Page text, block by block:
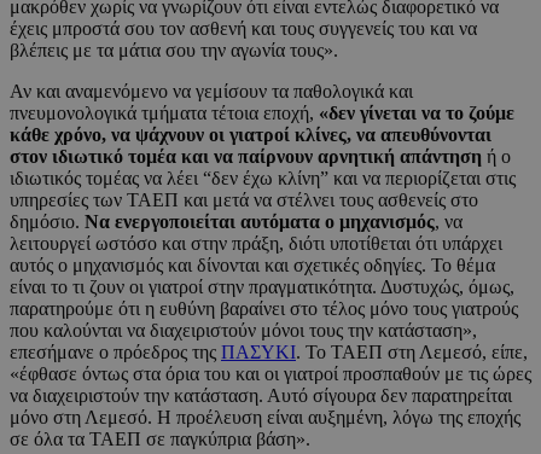
μακρόθεν χωρίς να γνωρίζουν ότι είναι εντελώς διαφορετικό να
έχεις μπροστά σου τον ασθενή και τους συγγενείς του και να
βλέπεις με τα μάτια σου την αγωνία τους».
Αν και αναμενόμενο να γεμίσουν τα παθολογικά και
πνευμονολογικά τμήματα τέτοια εποχή, «δεν γίνεται να το ζούμε
κάθε χρόνο, να ψάχνουν οι γιατροί κλίνες, να απευθύνονται
στον ιδιωτικό τομέα και να παίρνουν αρνητική απάντηση ή ο
ιδιωτικός τομέας να λέει “δεν έχω κλίνη” και να περιορίζεται στις
υπηρεσίες των ΤΑΕΠ και μετά να στέλνει τους ασθενείς στο
δημόσιο. Να ενεργοποιείται αυτόματα ο μηχανισμός, να
λειτουργεί ωστόσο και στην πράξη, διότι υποτίθεται ότι υπάρχει
αυτός ο μηχανισμός και δίνονται και σχετικές οδηγίες. Το θέμα
είναι το τι ζουν οι γιατροί στην πραγματικότητα. Δυστυχώς, όμως,
παρατηρούμε ότι η ευθύνη βαραίνει στο τέλος μόνο τους γιατρούς
που καλούνται να διαχειριστούν μόνοι τους την κατάσταση»,
επεσήμανε ο πρόεδρος της ΠΑΣΥΚΙ. Το ΤΑΕΠ στη Λεμεσό, είπε,
«έφθασε όντως στα όρια του και οι γιατροί προσπαθούν με τις ώρες
να διαχειριστούν την κατάσταση. Αυτό σίγουρα δεν παρατηρείται
μόνο στη Λεμεσό. Η προέλευση είναι αυξημένη, λόγω της εποχής
σε όλα τα ΤΑΕΠ σε παγκύπρια βάση».